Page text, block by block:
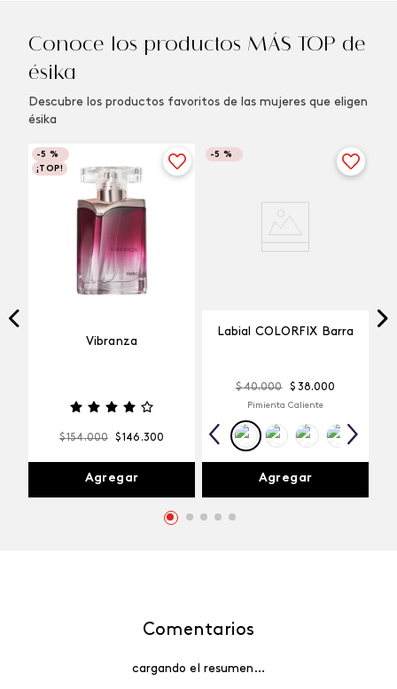
Conoce los productos MÁS TOP de
ésika
Descubre los productos favoritos de las mujeres que eligen
ésika
-5 %
¡TOP!
Vibranza
$154.000 $146 .300
Agregar
-5 %
Labial COLORFIX Barra
$ 40.000 $ 38.000
Pimienta Caliente
Agregar
Comentarios
cargando el resumen…